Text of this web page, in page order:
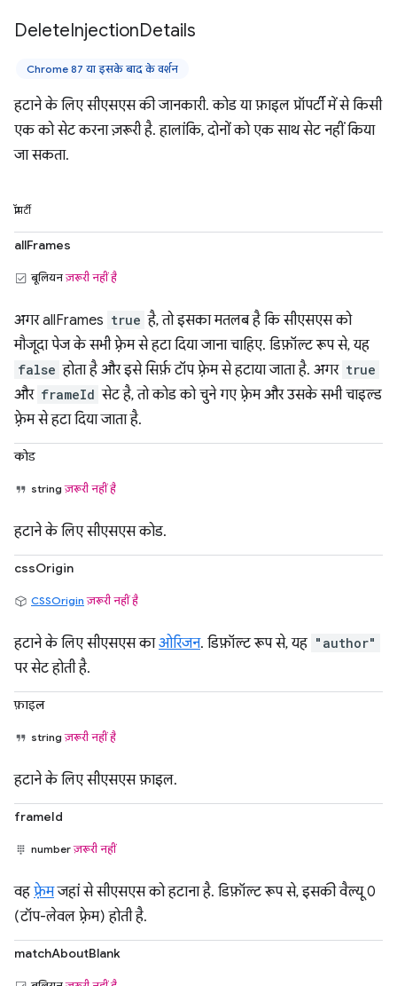
DeleteInjectionDetails
Chrome 87 या इसके बाद के वर्शन
हटाने के लिए सीएसएस की जानकारी. कोड या फ़ाइल प्रॉपर्टी में से किसी
एक को सेट करना ज़रूरी है. हालांकि, दोनों को एक साथ सेट नहीं किया
जा सकता.
प्रॉपर्टी
allFrames
बूलियनज़रूरी नहीं है
अगर allFrames true है, तो इसका मतलब है कि सीएसएस को
मौजूदा पेज के सभी फ़्रेम से हटा दिया जाना चाहिए. डिफ़ॉल्ट रूप से, यह
false होता है और इसे सिर्फ़ टॉप फ़्रेम से हटाया जाता है. अगर true
और frameId सेट है, तो कोड को चुने गए फ़्रेम और उसके सभी चाइल्ड
फ़्रेम से हटा दिया जाता है.
कोड
stringज़रूरी नहीं है
हटाने के लिए सीएसएस कोड.
cssOrigin
CSSOrigin ज़रूरी नहीं है
हटाने के लिए सीएसएस काओरिजन. डिफ़ॉल्ट रूप से, यह "author"
पर सेट होती है.
फ़ाइल
stringज़रूरी नहीं है
हटाने के लिए सीएसएस फ़ाइल.
frameId
numberज़रूरी नहीं
वह फ़्रेमजहां से सीएसएस को हटाना है. डिफ़ॉल्ट रूप से, इसकी वैल्यू 0
(टॉप-लेवल फ़्रेम) होती है.
matchAboutBlank